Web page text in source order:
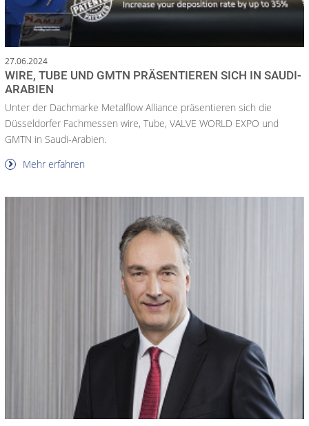
27.06.2024
WIRE, TUBE UND GMTN PRÄSENTIEREN SICH IN SAUDI-
ARABIEN
Unter der Dachmarke Metalflow Alliance präsentieren sich die
Düsseldorfer Fachmessen wire, Tube, VALVE WORLD EXPO und
GMTN in Saudi-Arabien.
Mehr erfahren